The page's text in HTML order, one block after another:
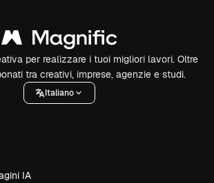
per realizzare i tuoi migliori lavori. Oltre
tra creativi, imprese, agenzie e studi.
Italiano
IA